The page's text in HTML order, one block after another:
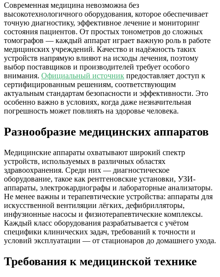
Современная медицина невозможна без
высокотехнологичного оборудования, которое обеспечивает
точную диагностику, эффективное лечение и мониторинг
состояния пациентов. От простых тонометров до сложных
томографов — каждый аппарат играет важную роль в работе
медицинских учреждений. Качество и надёжность таких
устройств напрямую влияют на исходы лечения, поэтому
выбор поставщиков и производителей требует особого
внимания. Официальный источник предоставляет доступ к
сертифицированным решениям, соответствующим
актуальным стандартам безопасности и эффективности. Это
особенно важно в условиях, когда даже незначительная
погрешность может повлиять на здоровье человека.
Разнообразие медицинских аппаратов
Медицинские аппараты охватывают широкий спектр
устройств, используемых в различных областях
здравоохранения. Среди них — диагностическое
оборудование, такое как рентгеновские установки, УЗИ-
аппараты, электрокардиографы и лабораторные анализаторы.
Не менее важны и терапевтические устройства: аппараты для
искусственной вентиляции лёгких, дефибрилляторы,
инфузионные насосы и физиотерапевтические комплексы.
Каждый класс оборудования разрабатывается с учётом
специфики клинических задач, требований к точности и
условий эксплуатации — от стационаров до домашнего ухода.
Требования к медицинской технике